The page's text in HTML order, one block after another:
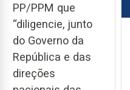
PP/PPM que
“diligencie, junto
do Governo da
República e das
direções